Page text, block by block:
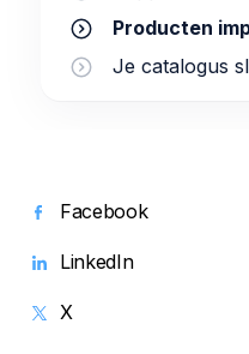
Producten
Je catalogus
Facebook
LinkedIn
X